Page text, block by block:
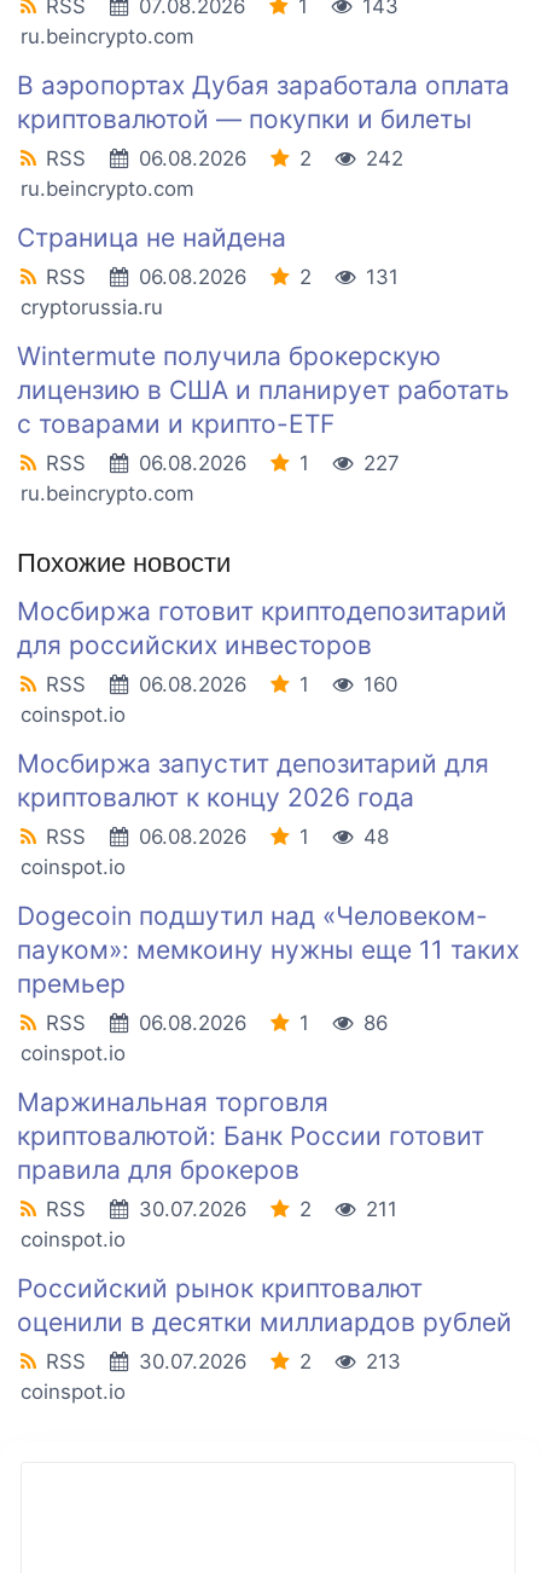
RSS 07.08.2026 1
143
ru.beincrypto.com
В аэропортах Дубая заработала оплата
криптовалютой — покупки и билеты
RSS 06.08.2026 2
242
ru.beincrypto.com
Страница не найдена
RSS 06.08.2026 2
131
cryptorussia.ru
Wintermute получила брокерскую
лицензию в США и планирует работать
с товарами и крипто-ETF
RSS 06.08.2026 1
227
ru.beincrypto.com
Похожие новости
Мосбиржа готовит криптодепозитарий
для российских инвесторов
RSS 06.08.2026 1
160
coinspot.io
Мосбиржа запустит депозитарий для
криптовалют к концу 2026 года
RSS 06.08.2026 1
48
coinspot.io
Dogecoin подшутил над «Человеком-
пауком»: мемкоину нужны еще 11 таких
премьер
RSS 06.08.2026 1
86
coinspot.io
Маржинальная торговля
криптовалютой: Банк России готовит
правила для брокеров
RSS 30.07.2026 2
211
coinspot.io
Российский рынок криптовалют
оценили в десятки миллиардов рублей
RSS 30.07.2026 2
213
coinspot.io